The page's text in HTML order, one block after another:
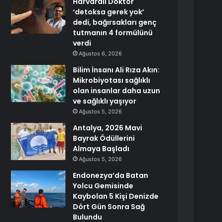
‘detoksa gerek yok’
dedi, bağırsakları genç
tutmanın 4 formülünü
verdi
Ağustos 6, 2026
Bilim İnsanı Ali Rıza Akın:
Mikrobiyotası sağlıklı
olan insanlar daha uzun
ve sağlıklı yaşıyor
Ağustos 5, 2026
Antalya, 2026 Mavi
Bayrak Ödüllerini
Almaya Başladı
Ağustos 5, 2026
Endonezya’da Batan
Yolcu Gemisinde
Kaybolan 5 Kişi Denizde
Dört Gün Sonra Sağ
Bulundu